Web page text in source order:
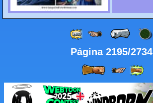
Página 2195/2734